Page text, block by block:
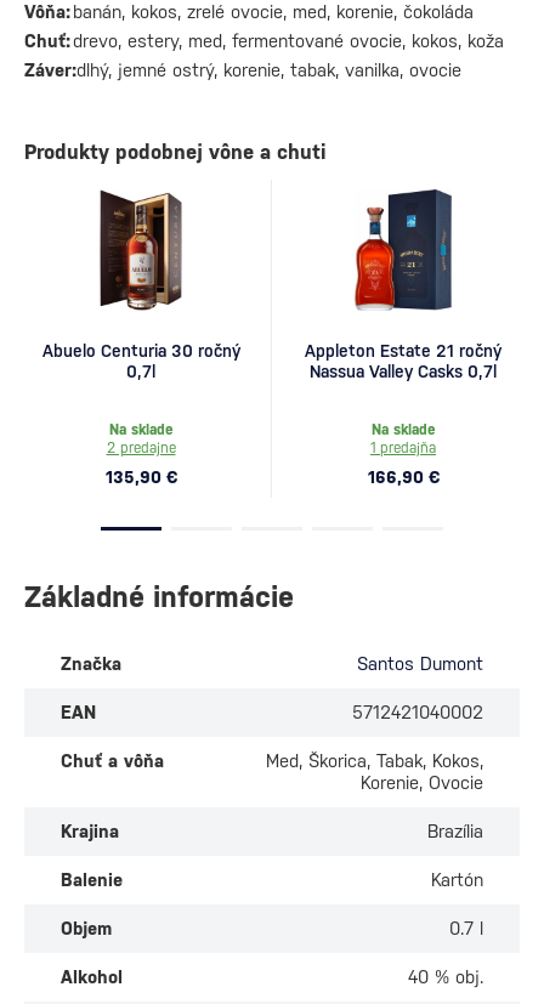
Vôňa:banán, kokos, zrelé ovocie, med, korenie, čokoláda
Chuť:drevo, estery, med, fermentované ovocie, kokos, koža
Záver:dlhý, jemné ostrý, korenie, tabak, vanilka, ovocie
Produkty podobnej vône a chuti
Abuelo Centuria 30 ročný
0,7l
Na sklade
2 predajne
135,90 €
Appleton Estate 21 ročný
Nassua Valley Casks 0,7l
Na sklade
1 predajňa
166,90 €
Základné informácie
Značka Santos Dumont
EAN 5712421040002
Chuť a vôňa
Med, Škorica, Tabak, Kokos,
Korenie, Ovocie
Krajina Brazília
Balenie Kartón
Objem 0.7 l
Alkohol 40 % obj.